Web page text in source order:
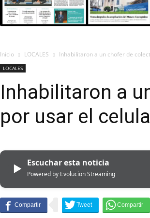
Inicio LOCALES Inhabilitaron a un chofer de
LOCALES
Inhabilitaron a
por usar el
▶ Escuchar esta noticia
Powered by Evolucion Streaming